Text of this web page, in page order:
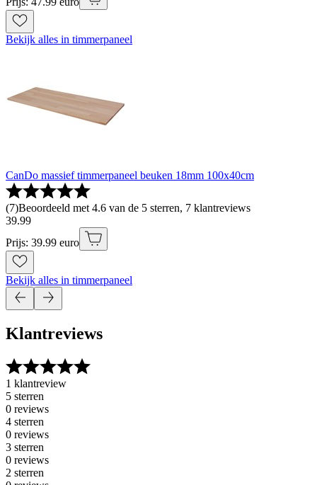
Bekijk alles in timmerpaneel
CanDo massief timmerpaneel beuken 18mm 100x40cm
(7)Beoordeeld met 4.6 van de 5 sterren, 7 klantreviews
39.99
Prijs: 39.99 euro
Bekijk alles in timmerpaneel
Klantreviews
1 klantreview
5 sterren
0 reviews
4 sterren
0 reviews
3 sterren
0 reviews
2 sterren